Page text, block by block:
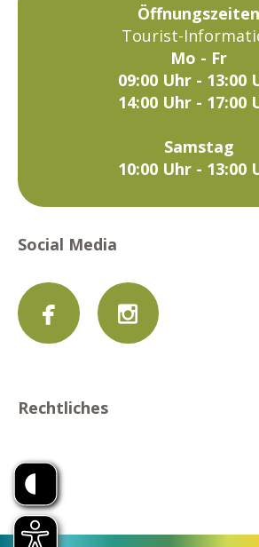
Öffnungszeiten
Tourist-
Mo - Fr
09:00 Uhr - 13:00
14:00 Uhr - 17:00
Samstag
10:00 Uhr - 13:00
Social Media
Rechtliches
Impressum
Barrierefreiheitserklärung